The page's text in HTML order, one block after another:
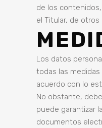
de los
el Titular, de
Los datos
todas las
acuerdo con lo
No obstante,
puede garantizar
documentos